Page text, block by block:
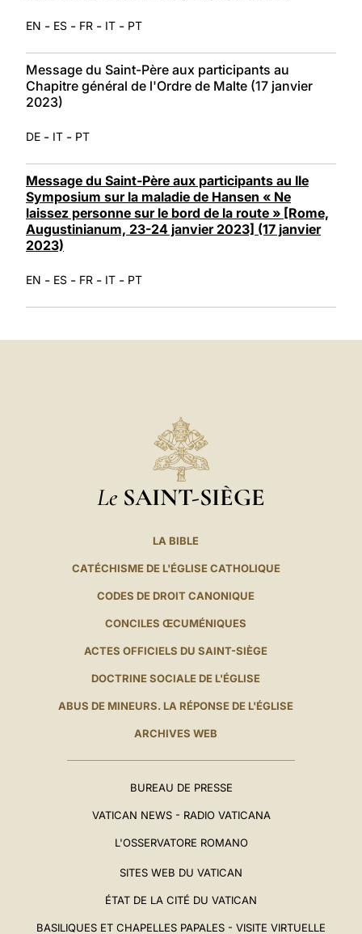
EN - ES - FR - IT - PT
Message du Saint-Père aux participants au
Chapitre général de l'Ordre de Malte (17 janvier
2023)
DE - IT - PT
Message du Saint-Père aux participants au IIe
Symposium sur la maladie de Hansen « Ne
laissez personne sur le bord de la route » [Rome,
Augustinianum, 23-24 janvier 2023] (17 janvier
2023)
EN - ES - FR - IT - PT
Le SAINT-SIÈGE
LA BIBLE
CATÉCHISME DE L'ÉGLISE CATHOLIQUE
CODES DE DROIT CANONIQUE
CONCILES ŒCUMÉNIQUES
ACTES OFFICIELS DU SAINT-SIÈGE
DOCTRINE SOCIALE DE L'ÉGLISE
ABUS DE MINEURS. LA RÉPONSE DE L'ÉGLISE
ARCHIVES WEB
BUREAU DE PRESSE
VATICAN NEWS - RADIO VATICANA
L'OSSERVATORE ROMANO
SITES WEB DU VATICAN
ÉTAT DE LA CITÉ DU VATICAN
BASILIQUES ET CHAPELLES PAPALES - VISITE VIRTUELLE